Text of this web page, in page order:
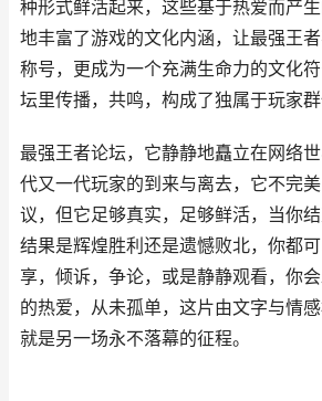
种形式鲜活起来，这些基于热爱而产
地丰富了游戏的文化内涵，让最强王
称号，更成为一个充满生命力的文化
坛里传播，共鸣，构成了独属于玩家群
最强王者论坛，它静静地矗立在网络
代又一代玩家的到来与离去，它不完
议，但它足够真实，足够鲜活，当你
结果是辉煌胜利还是遗憾败北，你都
享，倾诉，争论，或是静静观看，你
的热爱，从未孤单，这片由文字与情
就是另一场永不落幕的征程。